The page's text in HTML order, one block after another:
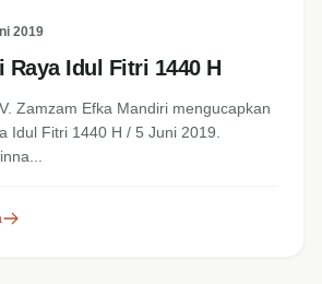
2019
Raya Idul Fitri 1440 H
Zamzam Efka Mandiri mengucapkan
Idul Fitri 1440 H / 5 Juni 2019.